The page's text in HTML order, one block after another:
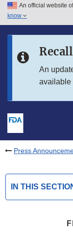
Skip to main content
Skip to in this
An official website
know
An
available
Press
IN THIS